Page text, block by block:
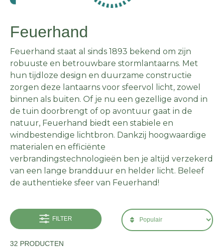
Feuerhand
Feuerhand staat al sinds 1893 bekend om zijn
robuuste en betrouwbare stormlantaarns. Met
hun tijdloze design en duurzame constructie
zorgen deze lantaarns voor sfeervol licht, zowel
binnen als buiten. Of je nu een gezellige avond in
de tuin doorbrengt of op avontuur gaat in de
natuur, Feuerhand biedt een stabiele en
windbestendige lichtbron. Dankzij hoogwaardige
materialen en efficiënte
verbrandingstechnologieën ben je altijd verzekerd
van een lange brandduur en helder licht. Beleef
de authentieke sfeer van Feuerhand!
FILTER
32 PRODUCTEN